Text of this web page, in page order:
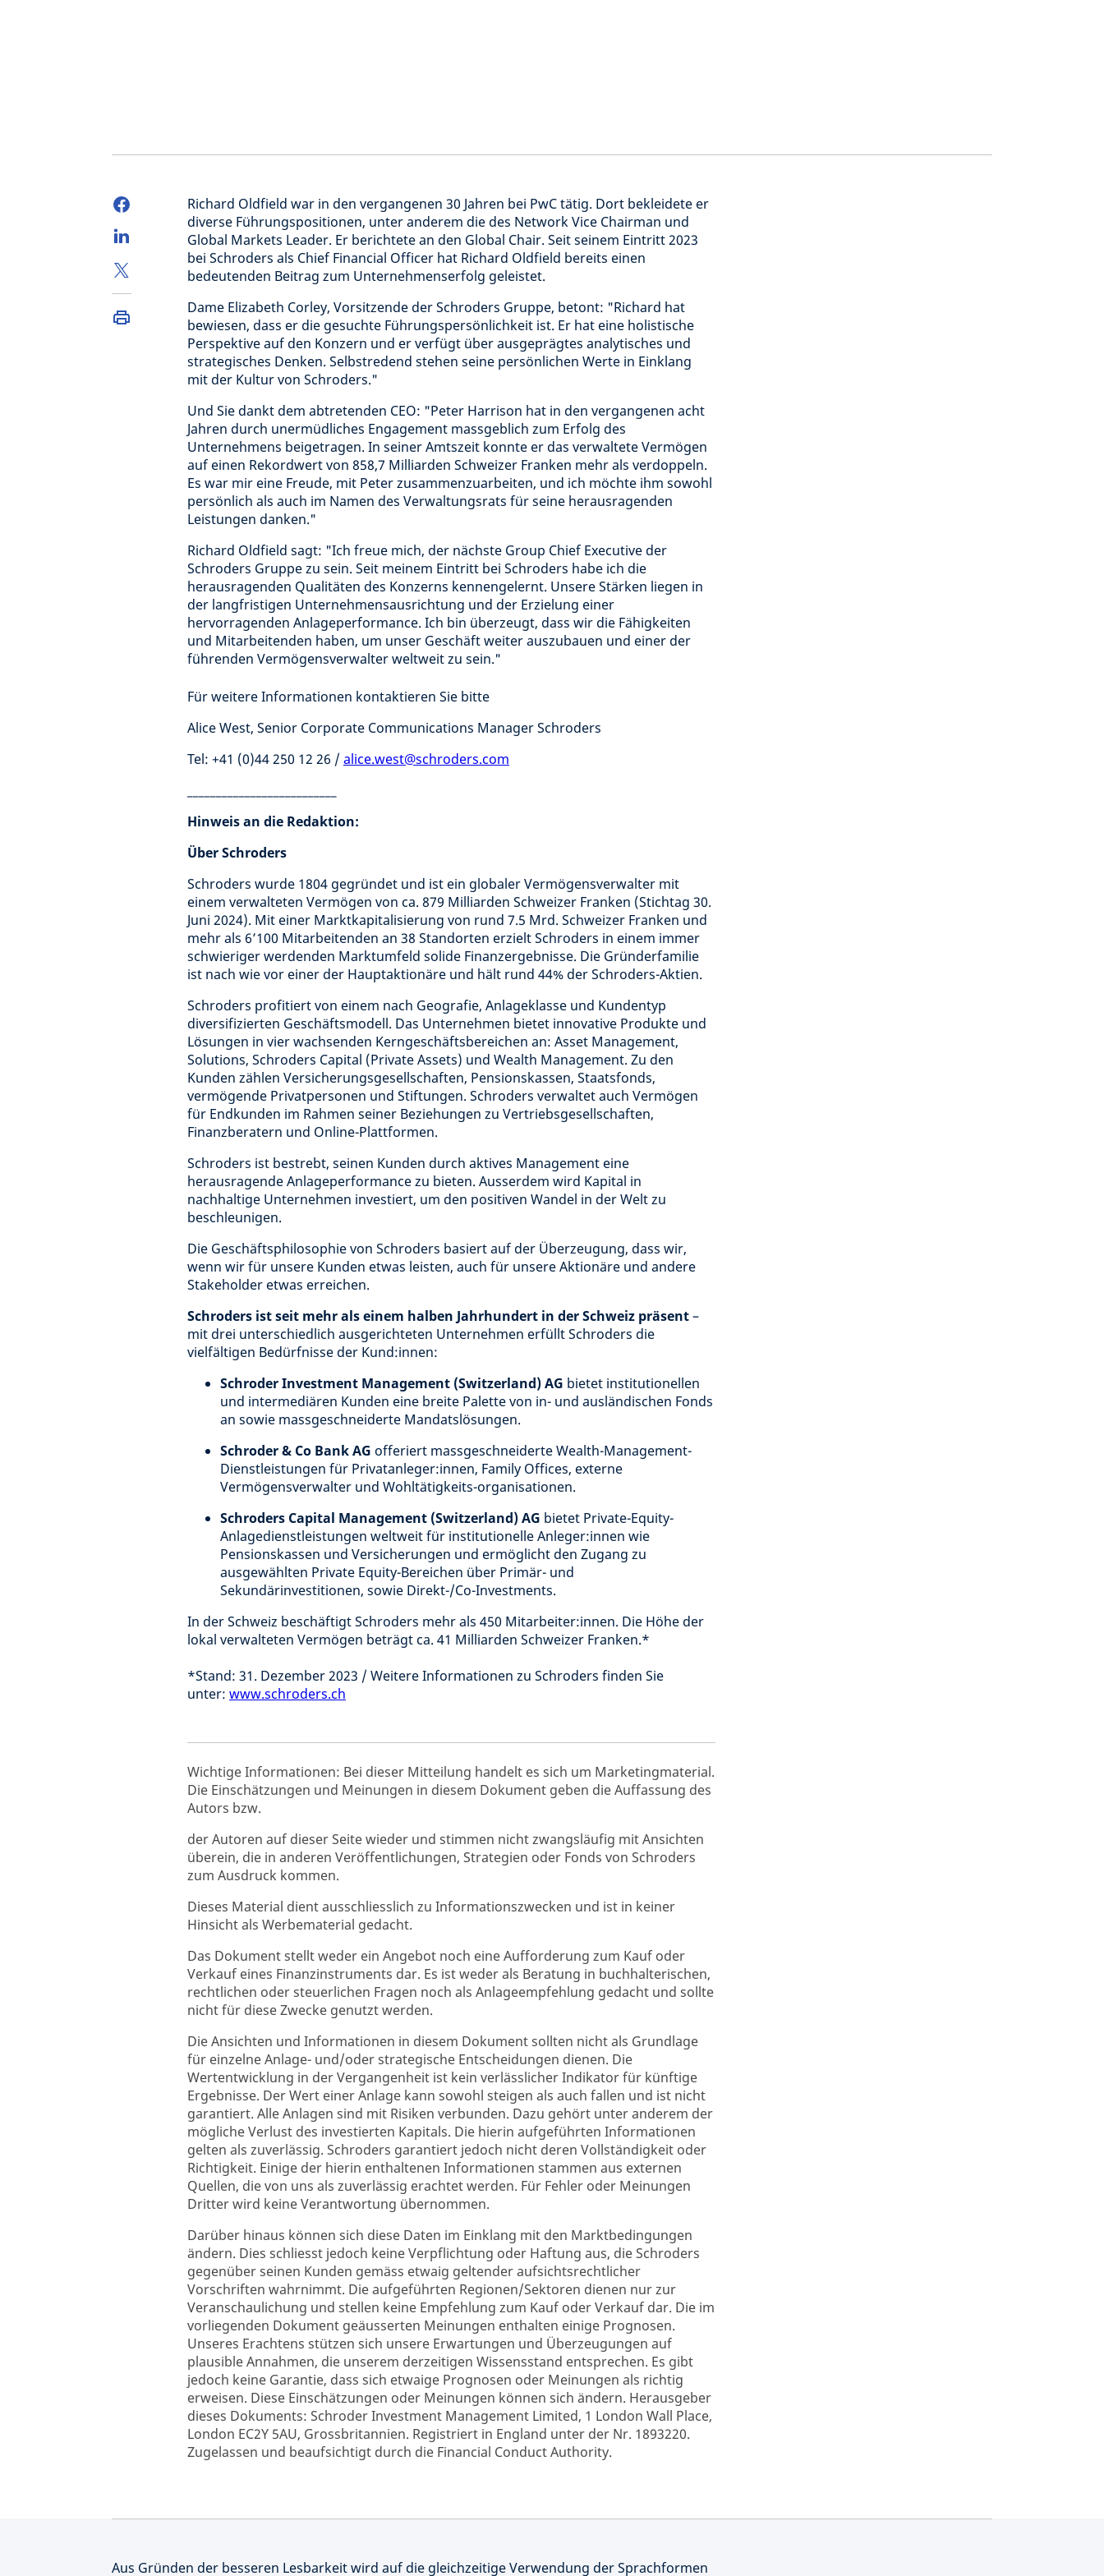
Richard Oldfield war in den vergangenen 30 Jahren bei PwC tätig. Dort bekleidete er
diverse Führungspositionen, unter anderem die des Network Vice Chairman und
Global Markets Leader. Er berichtete an den Global Chair. Seit seinem Eintritt 2023
bei Schroders als Chief Financial Officer hat Richard Oldfield bereits einen
bedeutenden Beitrag zum Unternehmenserfolg geleistet.
Dame Elizabeth Corley, Vorsitzende der Schroders Gruppe, betont: "Richard hat
bewiesen, dass er die gesuchte Führungspersönlichkeit ist. Er hat eine holistische
Perspektive auf den Konzern und er verfügt über ausgeprägtes analytisches und
strategisches Denken. Selbstredend stehen seine persönlichen Werte in Einklang
mit der Kultur von Schroders."
Und Sie dankt dem abtretenden CEO: "Peter Harrison hat in den vergangenen acht
Jahren durch unermüdliches Engagement massgeblich zum Erfolg des
Unternehmens beigetragen. In seiner Amtszeit konnte er das verwaltete Vermögen
auf einen Rekordwert von 858,7 Milliarden Schweizer Franken mehr als verdoppeln.
Es war mir eine Freude, mit Peter zusammenzuarbeiten, und ich möchte ihm sowohl
persönlich als auch im Namen des Verwaltungsrats für seine herausragenden
Leistungen danken."
Richard Oldfield sagt: "Ich freue mich, der nächste Group Chief Executive der
Schroders Gruppe zu sein. Seit meinem Eintritt bei Schroders habe ich die
herausragenden Qualitäten des Konzerns kennengelernt. Unsere Stärken liegen in
der langfristigen Unternehmensausrichtung und der Erzielung einer
hervorragenden Anlageperformance. Ich bin überzeugt, dass wir die Fähigkeiten
und Mitarbeitenden haben, um unser Geschäft weiter auszubauen und einer der
führenden Vermögensverwalter weltweit zu sein."
Für weitere Informationen kontaktieren Sie bitte
Alice West, Senior Corporate Communications Manager Schroders
Tel: +41 (0)44 250 12 26 / alice.west@schroders.com
Hinweis an die Redaktion:
Über Schroders
Schroders wurde 1804 gegründet und ist ein globaler Vermögensverwalter mit
einem verwalteten Vermögen von ca. 879 Milliarden Schweizer Franken (Stichtag 30.
Juni 2024). Mit einer Marktkapitalisierung von rund 7.5 Mrd. Schweizer Franken und
mehr als 6’100 Mitarbeitenden an 38 Standorten erzielt Schroders in einem immer
schwieriger werdenden Marktumfeld solide Finanzergebnisse. Die Gründerfamilie
ist nach wie vor einer der Hauptaktionäre und hält rund 44% der Schroders-Aktien.
Schroders profitiert von einem nach Geografie, Anlageklasse und Kundentyp
diversifizierten Geschäftsmodell. Das Unternehmen bietet innovative Produkte und
Lösungen in vier wachsenden Kerngeschäftsbereichen an: Asset Management,
Solutions, Schroders Capital (Private Assets) und Wealth Management. Zu den
Kunden zählen Versicherungsgesellschaften, Pensionskassen, Staatsfonds,
vermögende Privatpersonen und Stiftungen. Schroders verwaltet auch Vermögen
für Endkunden im Rahmen seiner Beziehungen zu Vertriebsgesellschaften,
Finanzberatern und Online-Plattformen.
Schroders ist bestrebt, seinen Kunden durch aktives Management eine
herausragende Anlageperformance zu bieten. Ausserdem wird Kapital in
nachhaltige Unternehmen investiert, um den positiven Wandel in der Welt zu
beschleunigen.
Die Geschäftsphilosophie von Schroders basiert auf der Überzeugung, dass wir,
wenn wir für unsere Kunden etwas leisten, auch für unsere Aktionäre und andere
Stakeholder etwas erreichen.
Schroders ist seit mehr als einem halben Jahrhundert in der Schweiz präsent–
mit drei unterschiedlich ausgerichteten Unternehmen erfüllt Schroders die
vielfältigen Bedürfnisse der Kund:innen:
Schroder Investment Management (Switzerland) AG bietet institutionellen
und intermediären Kunden eine breite Palette von in- und ausländischen Fonds
an sowie massgeschneiderte Mandatslösungen.
Schroder & Co Bank AG offeriert massgeschneiderte Wealth-Management-
Dienstleistungen für Privatanleger:innen, Family Offices, externe
Vermögensverwalter und Wohltätigkeits-organisationen.
Schroders Capital Management (Switzerland) AG bietet Private-Equity-
Anlagedienstleistungen weltweit für institutionelle Anleger:innen wie
Pensionskassen und Versicherungen und ermöglicht den Zugang zu
ausgewählten Private Equity-Bereichen über Primär- und
Sekundärinvestitionen, sowie Direkt-/Co-Investments.
In der Schweiz beschäftigt Schroders mehr als 450 Mitarbeiter:innen. Die Höhe der
lokal verwalteten Vermögen beträgt ca. 41 Milliarden Schweizer Franken.*
*Stand: 31. Dezember 2023 / Weitere Informationen zu Schroders finden Sie
unter: www.schroders.ch
Wichtige Informationen: Bei dieser Mitteilung handelt es sich um Marketingmaterial.
Die Einschätzungen und Meinungen in diesem Dokument geben die Auffassung des
Autors bzw.
der Autoren auf dieser Seite wieder und stimmen nicht zwangsläufig mit Ansichten
überein, die in anderen Veröffentlichungen, Strategien oder Fonds von Schroders
zum Ausdruck kommen.
Dieses Material dient ausschliesslich zu Informationszwecken und ist in keiner
Hinsicht als Werbematerial gedacht.
Das Dokument stellt weder ein Angebot noch eine Aufforderung zum Kauf oder
Verkauf eines Finanzinstruments dar. Es ist weder als Beratung in buchhalterischen,
rechtlichen oder steuerlichen Fragen noch als Anlageempfehlung gedacht und sollte
nicht für diese Zwecke genutzt werden.
Die Ansichten und Informationen in diesem Dokument sollten nicht als Grundlage
für einzelne Anlage- und/oder strategische Entscheidungen dienen. Die
Wertentwicklung in der Vergangenheit ist kein verlässlicher Indikator für künftige
Ergebnisse. Der Wert einer Anlage kann sowohl steigen als auch fallen und ist nicht
garantiert. Alle Anlagen sind mit Risiken verbunden. Dazu gehört unter anderem der
mögliche Verlust des investierten Kapitals. Die hierin aufgeführten Informationen
gelten als zuverlässig. Schroders garantiert jedoch nicht deren Vollständigkeit oder
Richtigkeit. Einige der hierin enthaltenen Informationen stammen aus externen
Quellen, die von uns als zuverlässig erachtet werden. Für Fehler oder Meinungen
Dritter wird keine Verantwortung übernommen.
Darüber hinaus können sich diese Daten im Einklang mit den Marktbedingungen
ändern. Dies schliesst jedoch keine Verpflichtung oder Haftung aus, die Schroders
gegenüber seinen Kunden gemäss etwaig geltender aufsichtsrechtlicher
Vorschriften wahrnimmt. Die aufgeführten Regionen/Sektoren dienen nur zur
Veranschaulichung und stellen keine Empfehlung zum Kauf oder Verkauf dar. Die im
vorliegenden Dokument geäusserten Meinungen enthalten einige Prognosen.
Unseres Erachtens stützen sich unsere Erwartungen und Überzeugungen auf
plausible Annahmen, die unserem derzeitigen Wissensstand entsprechen. Es gibt
jedoch keine Garantie, dass sich etwaige Prognosen oder Meinungen als richtig
erweisen. Diese Einschätzungen oder Meinungen können sich ändern. Herausgeber
dieses Dokuments: Schroder Investment Management Limited, 1 London Wall Place,
London EC2Y 5AU, Grossbritannien. Registriert in England unter der Nr. 1893220.
Zugelassen und beaufsichtigt durch die Financial Conduct Authority.
Aus Gründen der besseren Lesbarkeit wird auf die gleichzeitige Verwendung der Sprachformen